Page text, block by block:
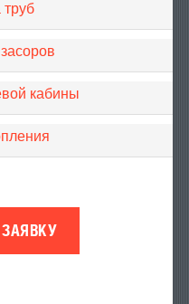
труб
кабины